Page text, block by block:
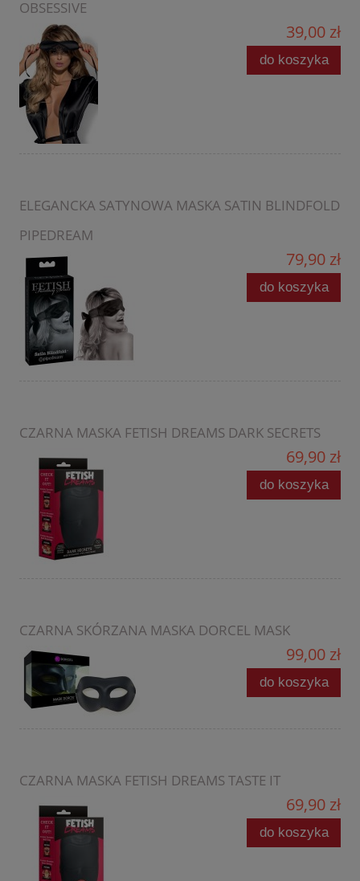
OBSESSIVE
39,00 zł
do koszyka
ELEGANCKA SATYNOWA MASKA SATIN BLINDFOLD
PIPEDREAM
79,90 zł
do koszyka
CZARNA MASKA FETISH DREAMS DARK SECRETS
69,90 zł
do koszyka
CZARNA SKÓRZANA MASKA DORCEL MASK
99,00 zł
do koszyka
CZARNA MASKA FETISH DREAMS TASTE IT
69,90 zł
do koszyka